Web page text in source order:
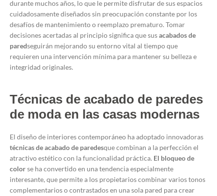
durante muchos años, lo que le permite disfrutar de sus espacios
cuidadosamente diseñados sin preocupación constante por los
desafíos de mantenimiento o reemplazo prematuro. Tomar
decisiones acertadas al principio significa que susacabados de
paredseguirán mejorando su entorno vital al tiempo que
requieren una intervención mínima para mantener su belleza e
integridad originales.
Técnicas de acabado de paredes
de moda en las casas modernas
El diseño de interiores contemporáneo ha adoptado innovadoras
técnicas de acabado de paredesque combinan a la perfección el
atractivo estético con la funcionalidad práctica. El bloqueo de
colorse ha convertido en una tendencia especialmente
interesante, que permite a los propietarios combinar varios tonos
complementarios o contrastados en una sola pared para crear